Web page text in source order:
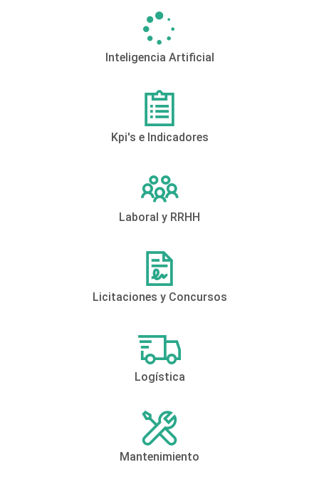
Inteligencia Artificial
Kpi's e Indicadores
Laboral y RRHH
Licitaciones y Concursos
Logística
Mantenimiento